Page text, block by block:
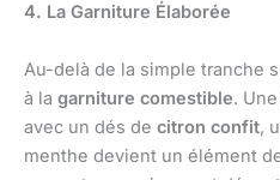
4. La Garniture Élaborée
Au-delà de la simple tranche
à la garniture comestible.
avec un dés de citron confit,
menthe devient un élément